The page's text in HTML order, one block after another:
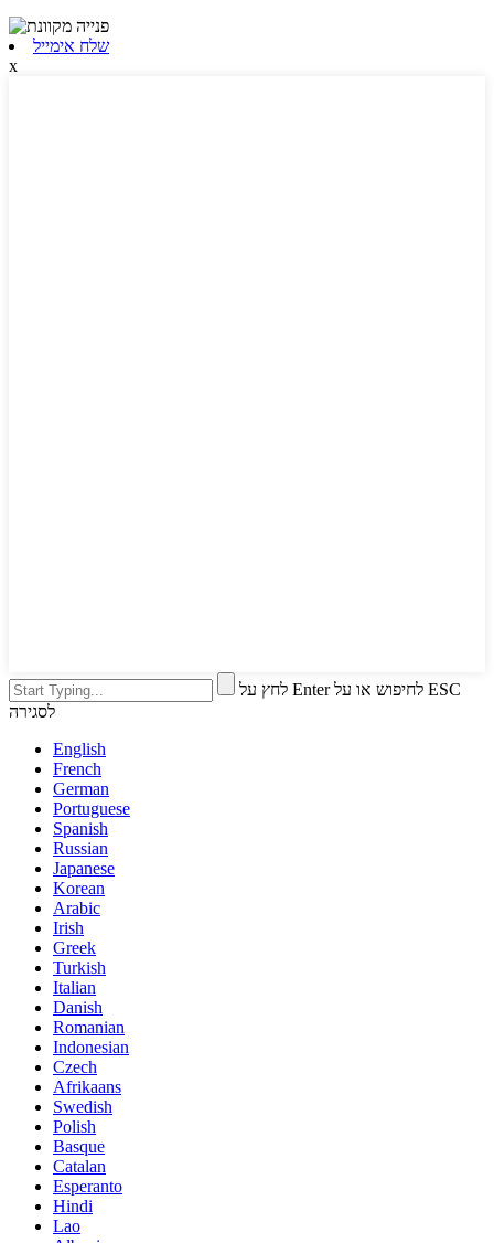
שלח אימייל
x
לחץ על Enter לחיפוש או על ESC
לסגירה
English
French
German
Portuguese
Spanish
Russian
Japanese
Korean
Arabic
Irish
Greek
Turkish
Italian
Danish
Romanian
Indonesian
Czech
Afrikaans
Swedish
Polish
Basque
Catalan
Esperanto
Hindi
Lao